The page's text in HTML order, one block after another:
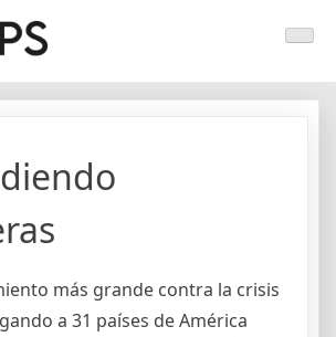
en Latinoamérica y el caribe
más grande contra la crisis
a 31 países de América